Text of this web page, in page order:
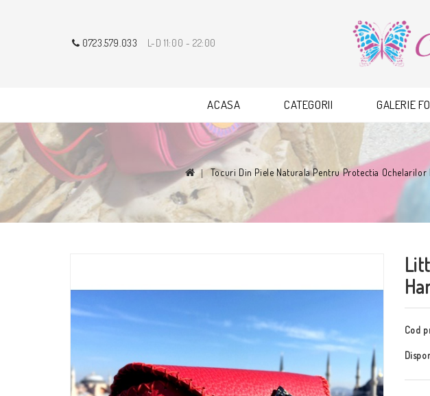
0723.579.033 L-D 11:00 - 22:00
ACASA CATEGORII GALERIE
Tocuri Din Piele Naturala Pentru Protectia Ochelarilor
Cod